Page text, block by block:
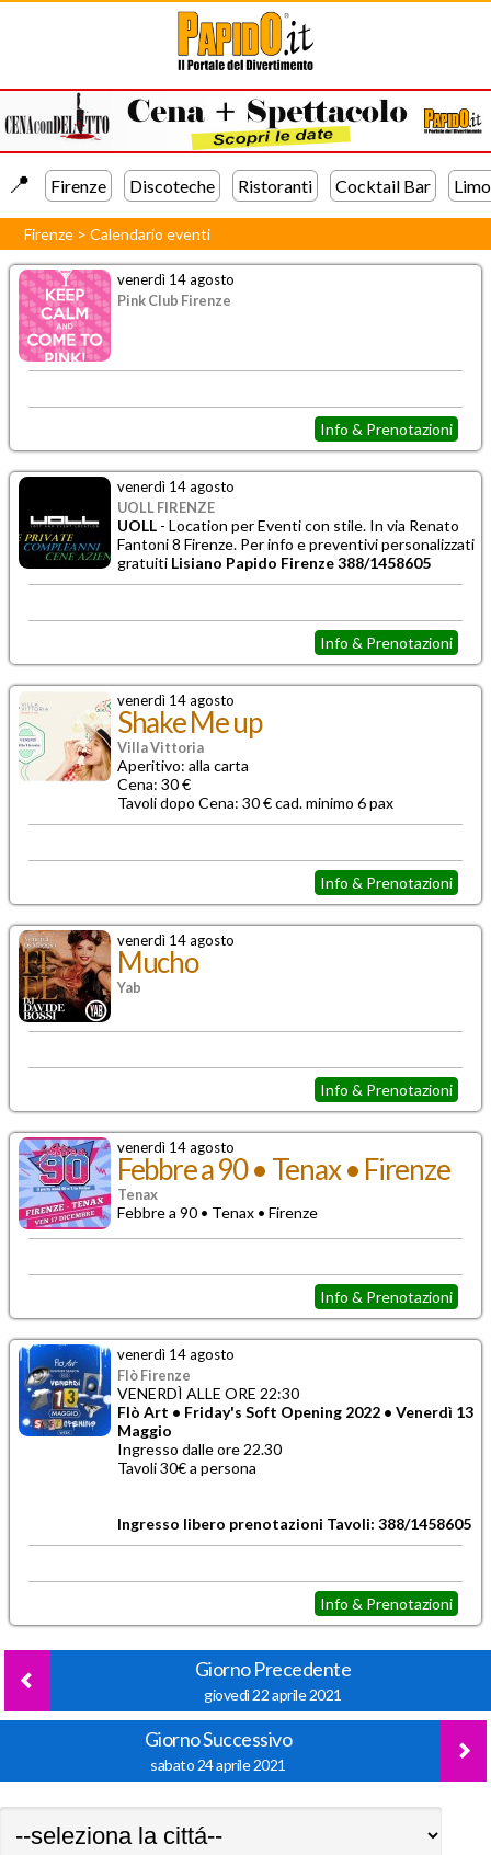
📍️ Firenze Discoteche Ristoranti Cocktail Bar
Firenze >Calendario eventi
venerdì 14 agosto
Pink Club Firenze
Info & Prenotazioni
venerdì 14 agosto
UOLL FIRENZE
UOLL - Location perEventi con stile. In via Renato
Fantoni 8 Firenze. Per info e preventivi personalizzati
gratuiti Lisiano Papido Firenze 388/1458605
Info & Prenotazioni
venerdì 14 agosto
Shake Me up
Villa Vittoria
Aperitivo: alla carta
Cena: 30 €
Tavoli dopo Cena: 30 € cad. minimo 6 pax
Info & Prenotazioni
venerdì 14 agosto
Mucho
Yab
Info & Prenotazioni
venerdì 14 agosto
Febbre a 90 • Tenax • Firenze
Tenax
Febbre a 90 • Tenax • Firenze
Info & Prenotazioni
venerdì 14 agosto
Flò Firenze
VENERDÌ ALLE ORE 22:30
Flò Art • Friday's Soft Opening 2022 • Venerdì 13
Maggio
Ingresso dalle ore 22.30
Tavoli 30€ a persona
Ingresso libero prenotazioni Tavoli: 388/1458605
Info & Prenotazioni
Giorno Precedente
giovedì 22 aprile 2021
Giorno Successivo
sabato 24 aprile 2021